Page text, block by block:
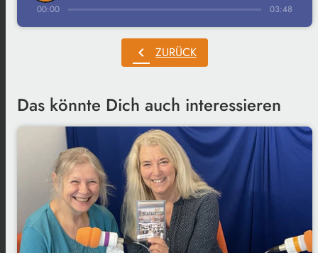
00:00 03:48
chevron_left ZURÜCK
Das könnte Dich auch interessieren